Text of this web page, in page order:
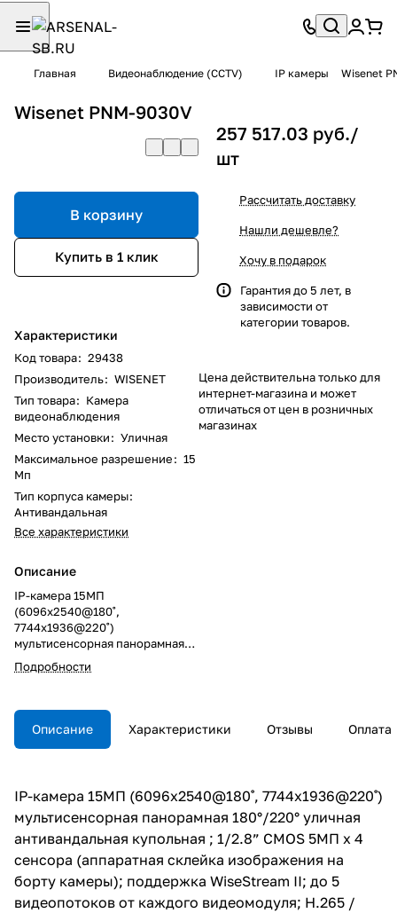
Главная Видеонаблюдение (CCTV) IP камеры Wisenet
Wisenet PNM-9030V
В корзину
Купить в 1 клик
Характеристики
Код товара: 29438
Производитель: WISENET
Тип товара: Камера
видеонаблюдения
Место установки: Уличная
Максимальное разрешение: 15
Мп
Тип корпуса камеры:
Антивандальная
Все характеристики
Описание
IP-камера 15МП
(6096x2540@180˚,
7744x1936@220˚)
мультисенсорная панорамная
180°/220° уличная
антивандальная купольная ;
(аппаратная склейка
изображения на борту камеры);
поддержка WiseStream II; до 5
люкс (F2.0, 1/30сек, 30IRE) / Ч/
Б : 0.01 люкс (F2.0, 1/30 сек,
30IRE); дополнительный
видеовыход Micro USB тип B;
фиксированные объективы 4 мм
(F2.0), угол обхора [180˚ режим]
Г : 180˚, В : 70˚ / [220˚ режим] Г :
Подробности
257 517.03 руб./
шт
Рассчитать доставку
Нашли дешевле?
Хочу в подарок
Гарантия до 5 лет, в
зависимости от
категории товаров.
Цена действительна только для
интернет-магазина и может
отличаться от цен в розничных
магазинах
Описание Характеристики Отзывы Оплата
IP-камера 15МП (6096x2540@180˚, 7744x1936@220˚)
мультисенсорная панорамная 180°/220° уличная
антивандальная купольная ; 1/2.8” CMOS 5МП х 4
сенсора (аппаратная склейка изображения на
борту камеры); поддержка WiseStream II; до 5
видеопотоков от каждого видеомодуля; H.265 /